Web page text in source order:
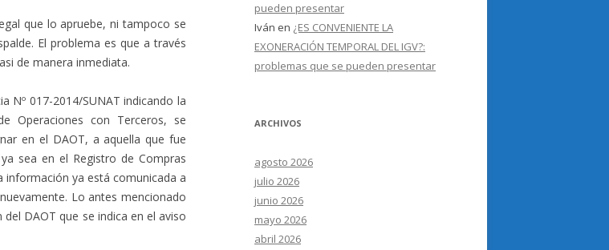
que lo apruebe, ni tampoco se
El problema es que a través
de manera inmediata.
Nº 017-2014/SUNAT indicando la
Operaciones con Terceros, se
en el DAOT, a aquella que fue
sea en el Registro de Compras
información ya está comunicada a
Lo antes mencionado
DAOT que se indica en el aviso
pueden presentar
Iván en ¿ES CONVENIENTE LA
EXONERACIÓN TEMPORAL DEL IGV?:
problemas que se pueden presentar
ARCHIVOS
agosto 2026
julio 2026
junio 2026
mayo 2026
abril 2026